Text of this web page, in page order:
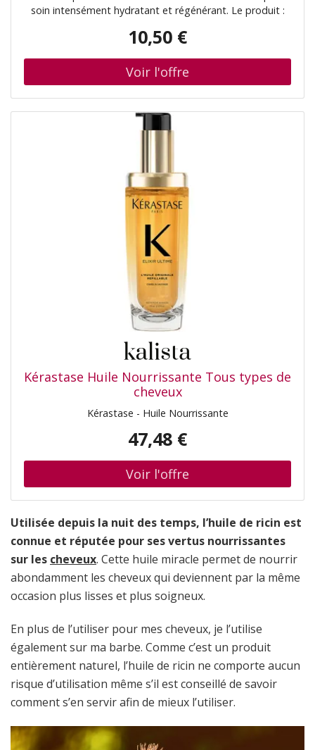
soin intensément hydratant et régénérant. Le produit :
adoucit visiblement la peau régénère la barrière cutanée
du visage, de votre corps, mais aussi des cheveux
Composition du produit : contient 100 % d’ingrédients
d’origine naturelle Mode d’emploi : Appliquez
uniformément sur la peau du corps et du visage. Peut
également être appliqué sur les cheveux.
10,50 €
Kérastase Huile Nourrissante Tous types de
cheveux
Kérastase - Huile Nourrissante
47,48 €
Utilisée depuis la nuit des temps, l’huile de ricin est
connue et réputée pour ses vertus nourrissantes
sur les cheveux. Cette huile miracle permet de nourrir
abondamment les cheveux qui deviennent par la même
occasion plus lisses et plus soigneux.
En plus de l’utiliser pour mes cheveux, je l’utilise
également sur ma barbe. Comme c’est un produit
entièrement naturel, l’huile de ricin ne comporte aucun
risque d’utilisation même s’il est conseillé de savoir
comment s’en servir afin de mieux l’utiliser.